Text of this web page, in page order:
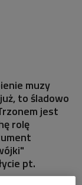
muzy
to śladowo
jest
rolę
pt.